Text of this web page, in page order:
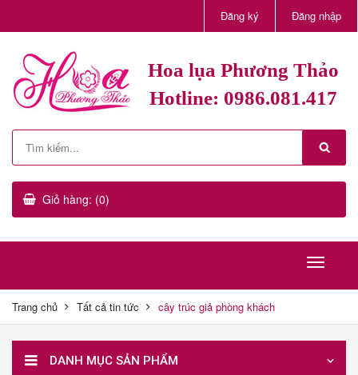
Đăng ký Đăng nhập
Hoa lụa Phương Thảo
Hotline: 0986.081.417
Giỏ hàng: (0)
Trang chủ Tất cả tin tức cây trúc giả phòng khách
DANH MỤC SẢN PHẨM